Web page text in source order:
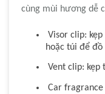
cùng mùi hương dễ
Visor clip:
hoặc túi để đồ
Vent clip: kẹp
Car